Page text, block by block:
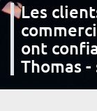
Les
ont
Thomas